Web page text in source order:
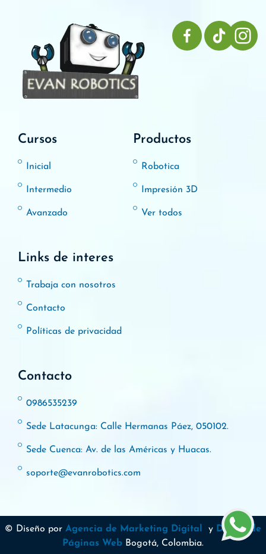
Cursos
Inicial
Intermedio
Avanzado
Productos
Robotica
Impresión 3D
Ver todos
Links de interes
Trabaja con nosotros
Contacto
Políticas de privacidad
Contacto
0986535239
Sede Latacunga: Calle Hermanas Páez, 050102.
Sede Cuenca: Av. de las Américas y Huacas.
soporte@evanrobotics.com
© Diseño por Agencia de Marketing Digital y Diseño de
Páginas Web Bogotá, Colombia.